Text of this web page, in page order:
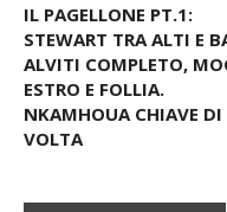
IL PAGELLONE PT.1:
STEWART TRA ALTI E
ALVITI COMPLETO,
ESTRO E FOLLIA.
NKAMHOUA CHIAVE DI
VOLTA